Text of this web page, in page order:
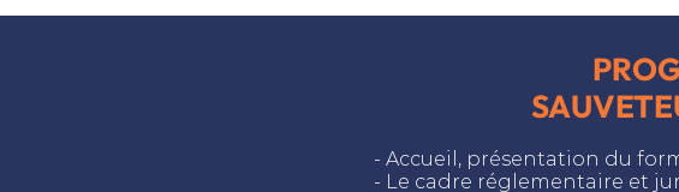
- Accueil, présentation du
- Le cadre réglementaire et